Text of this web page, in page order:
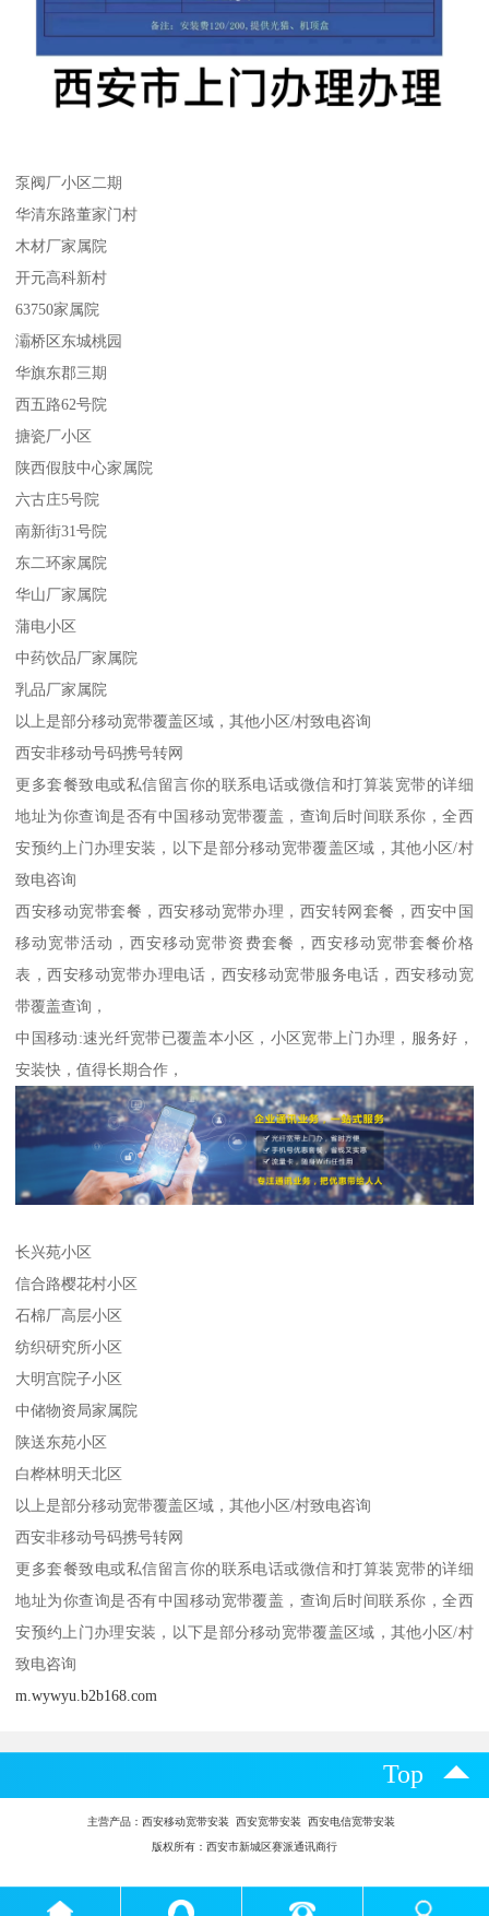
泵阀厂小区二期
华清东路董家门村
木材厂家属院
开元高科新村
63750家属院
灞桥区东城桃园
华旗东郡三期
西五路62号院
搪瓷厂小区
陕西假肢中心家属院
六古庄5号院
南新街31号院
东二环家属院
华山厂家属院
蒲电小区
中药饮品厂家属院
乳品厂家属院
以上是部分移动宽带覆盖区域，其他小区/村致电咨询
西安非移动号码携号转网
更多套餐致电或私信留言你的联系电话或微信和打算装宽带的详细
地址为你查询是否有中国移动宽带覆盖，查询后时间联系你，全西
安预约上门办理安装，以下是部分移动宽带覆盖区域，其他小区/村
致电咨询
西安移动宽带套餐，西安移动宽带办理，西安转网套餐，西安中国
移动宽带活动，西安移动宽带资费套餐，西安移动宽带套餐价格
表，西安移动宽带办理电话，西安移动宽带服务电话，西安移动宽
带覆盖查询，
中国移动:速光纤宽带已覆盖本小区，小区宽带上门办理，服务好，
安装快，值得长期合作，
长兴苑小区
信合路樱花村小区
石棉厂高层小区
纺织研究所小区
大明宫院子小区
中储物资局家属院
陕送东苑小区
白桦林明天北区
以上是部分移动宽带覆盖区域，其他小区/村致电咨询
西安非移动号码携号转网
更多套餐致电或私信留言你的联系电话或微信和打算装宽带的详细
地址为你查询是否有中国移动宽带覆盖，查询后时间联系你，全西
安预约上门办理安装，以下是部分移动宽带覆盖区域，其他小区/村
致电咨询
m.wywyu.b2b168.com
Top
主营产品： 西安移动宽带安装 西安宽带安装 西安电信宽带安装
版权所有：西安市新城区赛派通讯商行